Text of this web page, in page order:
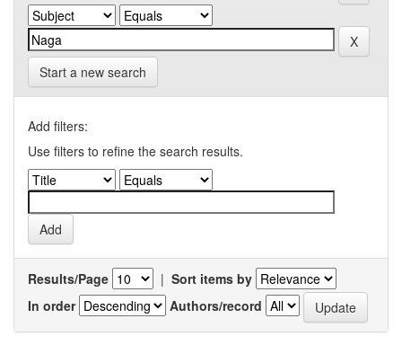
Start a new search
Add filters:
Use filters to refine the search results.
Results/Page | Sort items by
In order
Authors/record